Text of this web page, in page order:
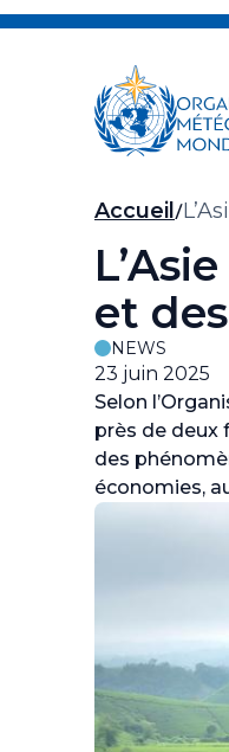
Skip
Fil
Accueil
et
NEWS
23 juin 2025
Selon
près de deux
des
économies,